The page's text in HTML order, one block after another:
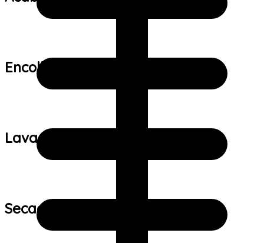
Encolhimento:
Lavagem:
Secagem: